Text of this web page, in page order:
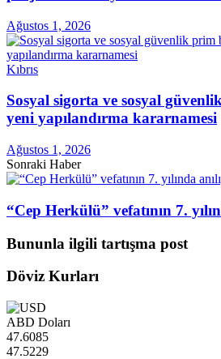
Ağustos 1, 2026
Kıbrıs
Sosyal sigorta ve sosyal
yeni yapılandırma kararnamesi
Ağustos 1, 2026
Sonraki Haber
“Cep Herkülü” vefatının 7.
Bununla ilgili tartışma post
Döviz Kurları
ABD Doları
47.6085
47.5229